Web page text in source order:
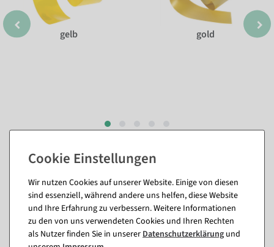
gelb gold
Passende Artikel zu diesem Produkt
(8)
Wir nutzen Cookies auf unserer Website. Einige von diesen
sind essenziell, während andere uns helfen, diese Website
und Ihre Erfahrung zu verbessern. Weitere Informationen
zu den von uns verwendeten Cookies und Ihren Rechten
als Nutzer finden Sie in unsererDaten­schutz­erklärung und